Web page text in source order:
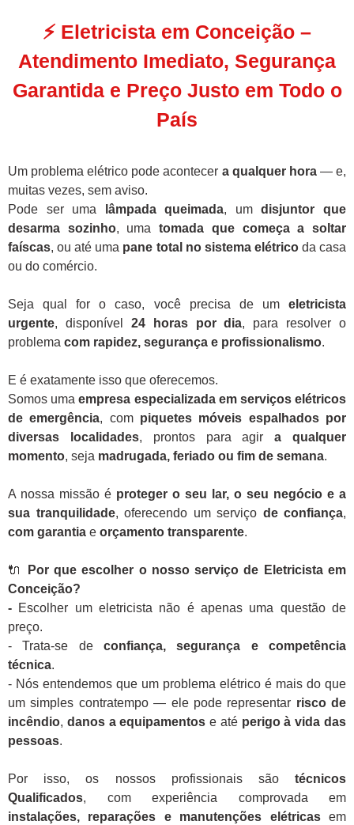
⚡ Eletricista em Conceição –
Atendimento Imediato, Segurança
Garantida e Preço Justo em Todo o
País
Um problema elétrico pode acontecer a qualquer hora— e,
muitas vezes, sem aviso.
Pode ser uma
lâmpada queimada, umdisjuntor que
desarma sozinho, umatomada que começa a soltar
faíscas, ou até uma pane total no sistema elétricoda casa
ou do comércio.
Seja qual for o caso, você precisa de um eletricista
urgente, disponível 24 horas por dia, para resolver o
problema com rapidez, segurança e profissionalismo.
E é exatamente isso que oferecemos.
Somos umaempresa especializada em serviços elétricos
de emergência, com piquetes móveis espalhados por
diversas localidades, prontos para agira qualquer
momento, seja madrugada, feriado ou fim de semana.
A nossa missão é proteger o seu lar, o seu negócio e a
sua tranquilidade, oferecendo um serviço de confiança,
com garantia e orçamento transparente.
🔌
Por que escolher o nosso serviço de Eletricista em
Conceição?
- Escolher um eletricista não é apenas uma questão de
preço.
- Trata-se de confiança, segurança e competência
técnica.
- Nós entendemos que um problema elétrico é mais do que
um simples contratempo — ele pode representar risco de
incêndio, danos a equipamentos e até perigo à vida das
pessoas.
Por isso, os nossos profissionais são técnicos
Qualificados, com experiência comprovada em
instalações, reparações e manutenções elétricasem